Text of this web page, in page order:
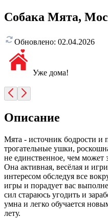
Собака Мята,
Обновлено: 02.04.2026
Уже дома!
Описание
Мята - источник бодрости и
трогательные ушки,
не единственное, чем может
Она активная, весёлая и
интересом обследуя все
игры и порадует вас
сил стараюсь угодить и
умна и легко обучается
лету.